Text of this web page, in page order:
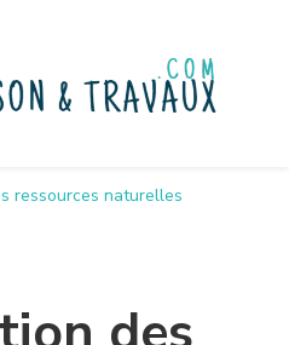
ressources naturelles